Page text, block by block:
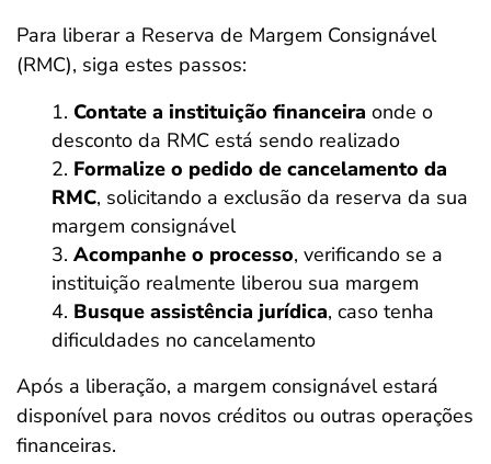
Para liberar a Reserva de Margem Consignável
(RMC), siga estes passos:
Contate a instituição financeira onde o
desconto da RMC está sendo realizado
Formalize o pedido de cancelamento da
RMC, solicitando a exclusão da reserva da sua
margem consignável
Acompanhe o processo, verificando se a
instituição realmente liberou sua margem
Busque assistência jurídica, caso tenha
dificuldades no cancelamento
Após a liberação, a margem consignável estará
disponível para novos créditos ou outras operações
financeiras.